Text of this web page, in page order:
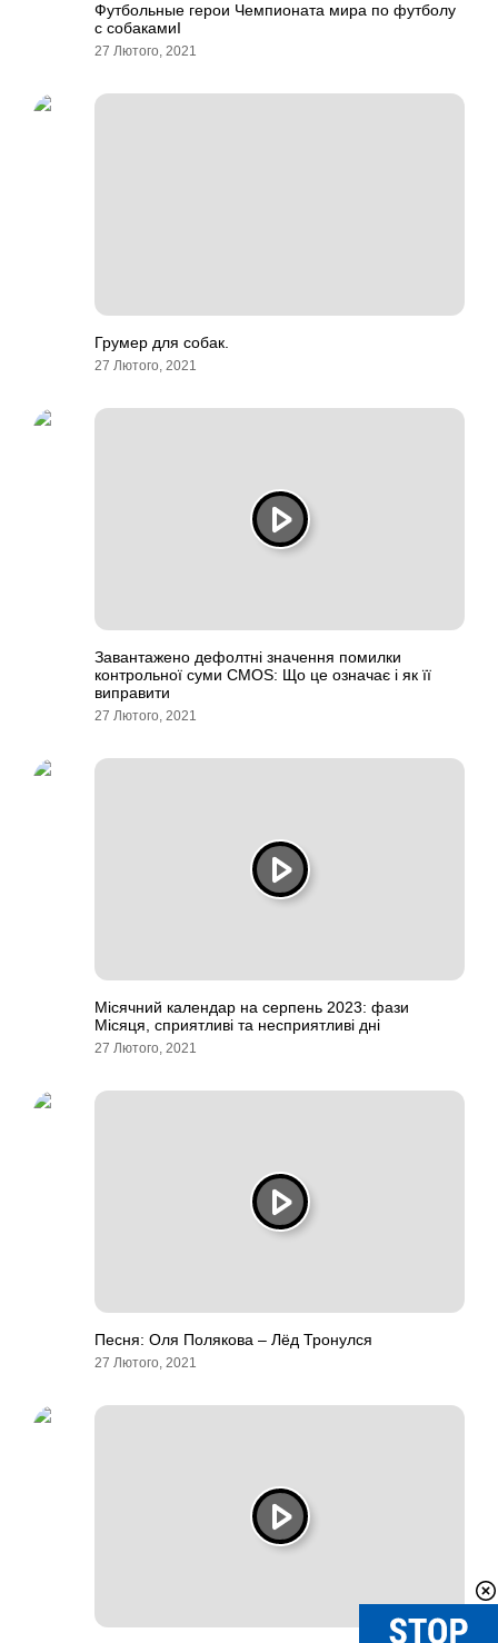
Футбольные герои Чемпионата мира по футболу
с собакамиI
27 Лютого, 2021
Грумер для собак.
27 Лютого, 2021
Завантажено дефолтні значення помилки
контрольної суми CMOS: Що це означає і як її
виправити
27 Лютого, 2021
Місячний календар на серпень 2023: фази
Місяця, сприятливі та несприятливі дні
27 Лютого, 2021
Песня: Оля Полякова – Лёд Тронулся
27 Лютого, 2021